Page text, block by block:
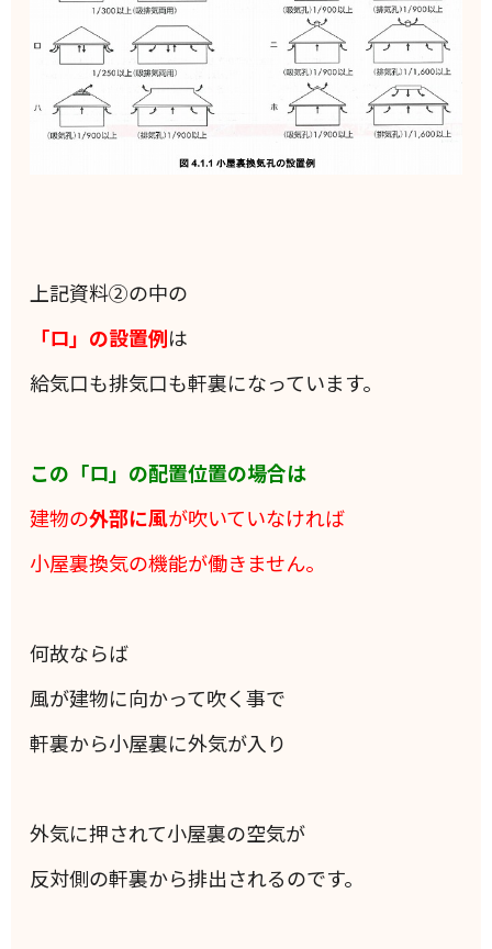
上記資料②の中の
「ロ」の設置例は
給気口も排気口も軒裏になっています。
この「ロ」の配置位置の場合は
建物の外部に風が吹いていなければ
小屋裏換気の機能が働きません。
何故ならば
風が建物に向かって吹く事で
軒裏から小屋裏に外気が入り
外気に押されて小屋裏の空気が
反対側の軒裏から排出されるのです。